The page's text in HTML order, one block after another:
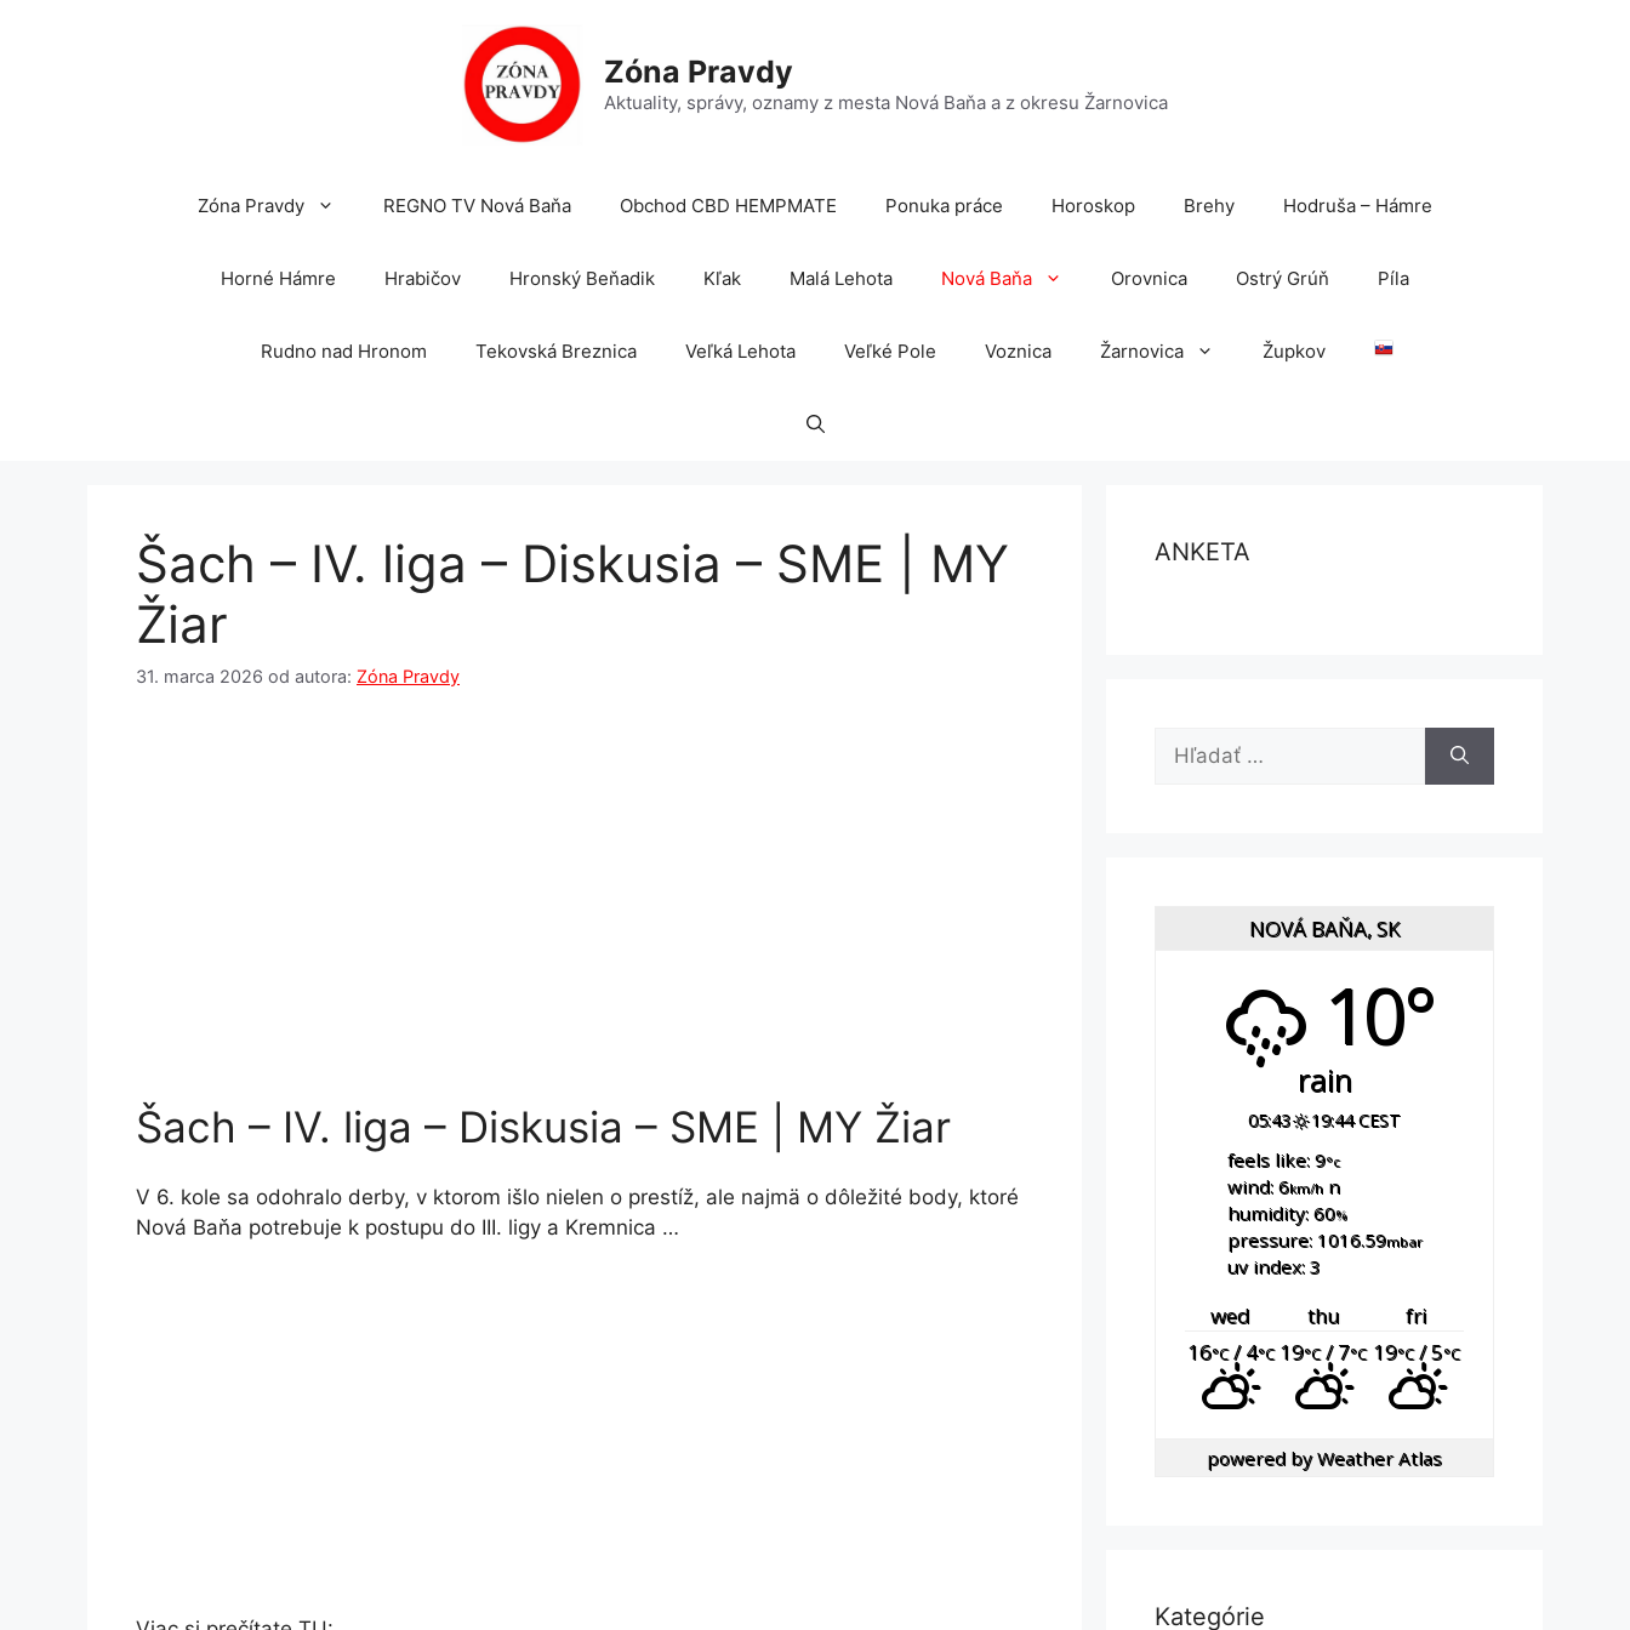
Zóna Pravdy
Aktuality, správy, oznamy z mesta Nová Baňa a z okresu Žarnovica
Zóna Pravdy REGNO TV Nová Baňa Obchod CBD HEMPMATE Ponuka práce Horoskop Brehy Hodruša – Hámre
Horné Hámre Hrabičov Hronský Beňadik Kľak Malá Lehota Nová Baňa Orovnica Ostrý Grúň Píla
Rudno nad Hronom Tekovská Breznica Veľká Lehota Veľké Pole Voznica Žarnovica Župkov
Šach – IV. liga – Diskusia – SME | MY
Žiar
31. marca 2026 od autora: Zóna Pravdy
Šach – IV. liga – Diskusia – SME | MY Žiar
V 6. kole sa odohralo derby, v ktorom išlo nielen o prestíž, ale najmä o dôležité body, ktoré
Nová Baňa potrebuje k postupu do III. ligy a Kremnica …
ANKETA
Hľadať:
NOVÁ BAŇA, SK
10°
rain
05:43 19:44 CEST
feels like: 9°c
wind: 6km/hn
humidity: 60%
pressure: 1016.59mbar
uv index: 3
wed thu
fri
16°C/ 4°C 19°C/ 7°C 19°C/ 5°C
powered byWeather Atlas
Kategórie